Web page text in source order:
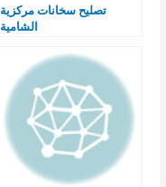
تصليح سخانات مركزية
الشامية